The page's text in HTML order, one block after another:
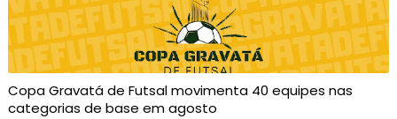
Copa Gravatá de Futsal movimenta 40 equipes nas
categorias de base em agosto